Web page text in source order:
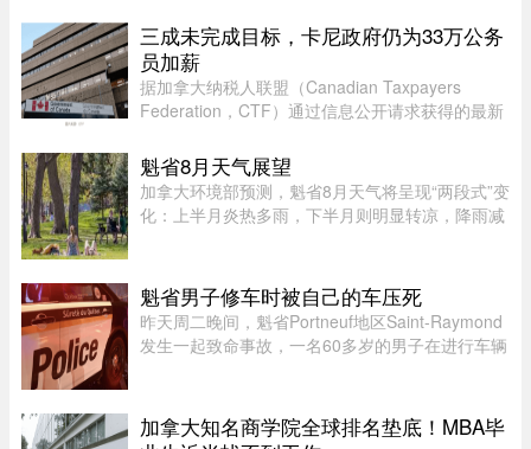
（SQ）发言人Louis-Philipp ...
三成未完成目标，卡尼政府仍为33万公务
员加薪
据加拿大纳税人联盟（Canadian Taxpayers
Federation，CTF）通过信息公开请求获得的最新
薪。数据显示，2025 年有 78% 的联邦雇员获得了
薪资提升，而工资下降者还不到万分 ...
魁省8月天气展望
加拿大环境部预测，魁省8月天气将呈现“两段式”变
化：上半月炎热多雨，下半月则明显转凉，降雨减
平，而南部地区气温则略低 ...
魁省男子修车时被自己的车压死
昨天周二晚间，魁省Portneuf地区Saint-Raymond
发生一起致命事故，一名60多岁的男子在进行车辆
Raymond的rang Sainte-Croix，当时一名 ...
加拿大知名商学院全球排名垫底！MBA毕